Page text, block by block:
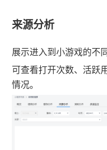
来源分析
展示进入到小游戏的不
可查看打开次数、活跃
情况。